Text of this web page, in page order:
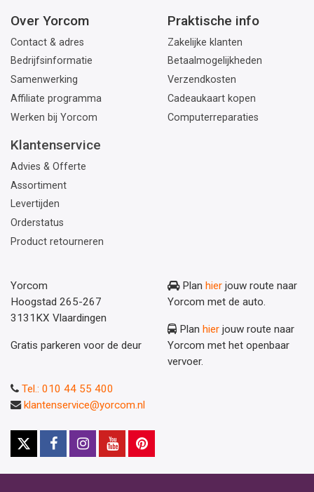
Over Yorcom
Contact & adres
Bedrijfsinformatie
Samenwerking
Affiliate programma
Werken bij Yorcom
Praktische info
Zakelijke klanten
Betaalmogelijkheden
Verzendkosten
Cadeaukaart kopen
Computerreparaties
Klantenservice
Advies & Offerte
Assortiment
Levertijden
Orderstatus
Product retourneren
Yorcom
Hoogstad 265-267
3131KX Vlaardingen
Gratis parkeren voor de deur
Plan hier jouw route naar
Yorcom met de auto.
Plan hier jouw route naar
Yorcom met het openbaar
vervoer.
Tel.: 010 44 55 400
klantenservice@yorcom.nl